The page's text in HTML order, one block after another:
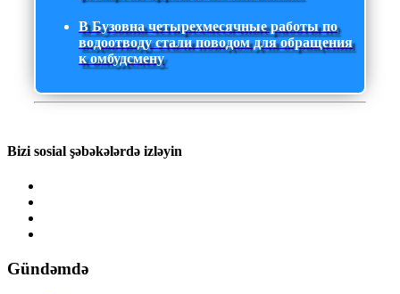
В Бузовна четырехмесячные работы по
водоотводу стали поводом для обращения
к омбудсмену
Bizi sosial şəbəkələrdə izləyin
Gündəmdə